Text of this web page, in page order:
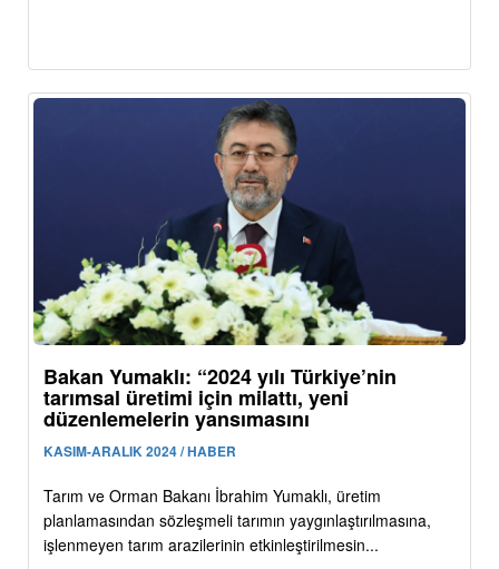
Bakan Yumaklı: “2024 yılı Türkiye’nin
tarımsal üretimi için milattı, yeni
düzenlemelerin yansımasını
KASIM-ARALIK 2024 / HABER
Tarım ve Orman Bakanı İbrahim Yumaklı, üretim
planlamasından sözleşmeli tarımın yaygınlaştırılmasına,
işlenmeyen tarım arazilerinin etkinleştirilmesin...